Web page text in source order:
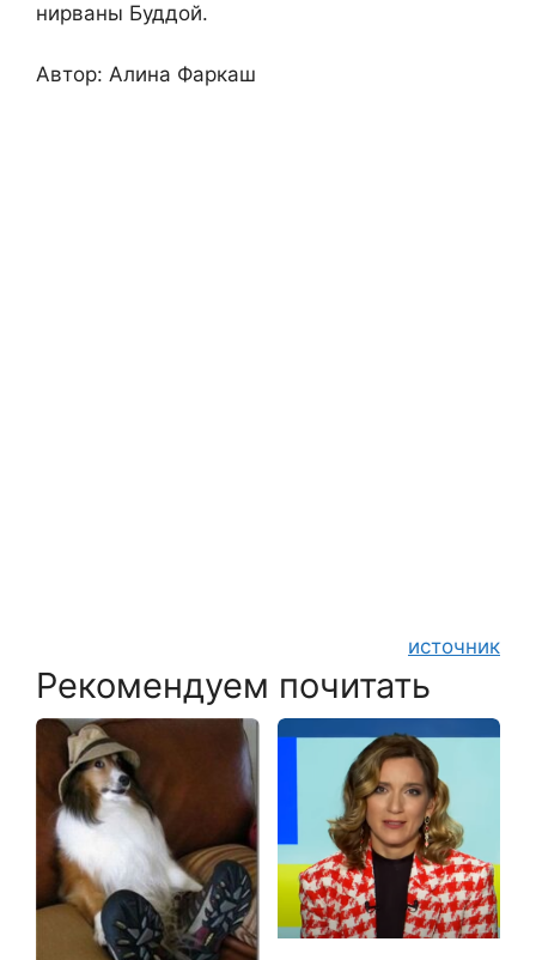
нирваны Буддой.
Автор: Алина Фаркаш
источник
Рекомендуем почитать